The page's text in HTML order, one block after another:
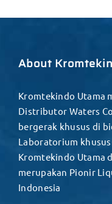
About
Kromtekindo Utama
Distributor Waters
bergerak khusus di
Laboratorium
Kromtekindo Utama
merupakan Pionir
Indonesia